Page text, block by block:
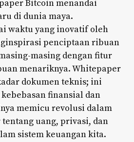
Bitcoin menandai
di dunia maya.
waktu yang inovatif oleh
penciptaan ribuan
masing dengan fitur
menariknya. Whitepaper
dokumen teknis; ini
finansial dan
memicu revolusi dalam
uang, privasi, dan
sistem keuangan kita.